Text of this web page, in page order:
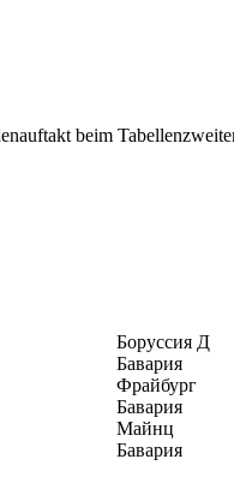
beim
Боруссия Д
Бавария
Фрайбург
Бавария
Майнц
Бавария